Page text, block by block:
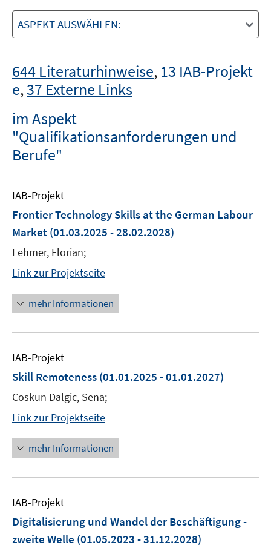
ASPEKT AUSWÄHLEN:
644 Literaturhinweise, 13 IAB-Projekt
e,37 Externe Links
im Aspekt
"Qualifikationsanforderungen und
Berufe"
IAB-Projekt
Frontier Technology Skills at the German Labour
Market (01.03.2025 - 28.02.2028)
Lehmer, Florian;
Link zur Projektseite
mehr Informationen
IAB-Projekt
Skill Remoteness (01.01.2025 - 01.01.2027)
Coskun Dalgic, Sena;
Link zur Projektseite
mehr Informationen
IAB-Projekt
Digitalisierung und Wandel der Beschäftigung -
zweite Welle (01.05.2023 - 31.12.2028)